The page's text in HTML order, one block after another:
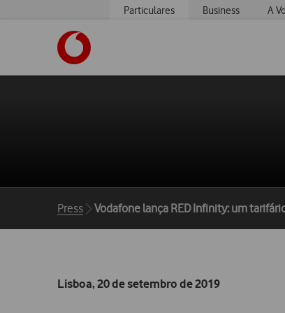
Particulares Business A
Breadcrumbs
Press Vodafone lança RED Infinity: um
Lisboa, 20 de setembro de 2019